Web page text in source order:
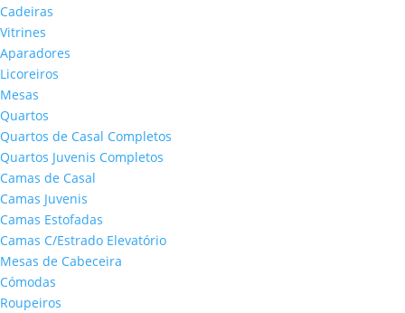
Cadeiras
Vitrines
Aparadores
Licoreiros
Mesas
Quartos
Quartos de Casal Completos
Quartos Juvenis Completos
Camas de Casal
Camas Juvenis
Camas Estofadas
Camas C/Estrado Elevatório
Mesas de Cabeceira
Cómodas
Roupeiros